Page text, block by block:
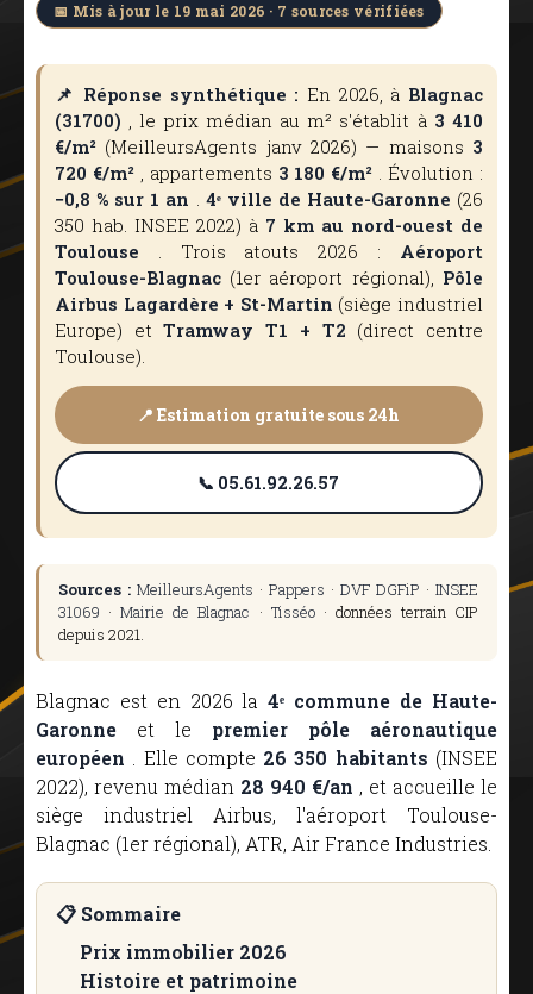
📅 Mis à jour le 19 mai 2026 · 7 sources vérifiées
📌 Réponse synthétique : En 2026, à Blagnac
(31700) , le prix médian au m² s'établit à 3 410
€/m² (MeilleursAgents janv 2026) — maisons 3
720 €/m², appartements 3 180 €/m² . Évolution :
−0,8 % sur 1 an . 4ᵉ ville de Haute-Garonne (26
350 hab. INSEE 2022) à 7 km au nord-ouest de
Toulouse . Trois atouts 2026 : Aéroport
Toulouse-Blagnac (1er aéroport régional), Pôle
Airbus Lagardère + St-Martin (siège industriel
Europe) etTramway T1 + T2 (direct centre
Toulouse).
📍 Estimation gratuite sous 24h
📞 05.61.92.26.57
Sources : MeilleursAgents · Pappers · DVF DGFiP · INSEE
31069 ·Mairie de Blagnac · Tisséo· données terrain CIP
depuis 2021.
Blagnac est en 2026 la4ᵉ commune de Haute-
Garonne et le premier pôle aéronautique
européen . Elle compte 26 350 habitants (INSEE
2022), revenu médian 28 940 €/an , et accueille le
siège industriel Airbus, l'aéroport Toulouse-
Blagnac (1er régional), ATR, Air France Industries.
📋 Sommaire
Prix immobilier 2026
Histoire et patrimoine